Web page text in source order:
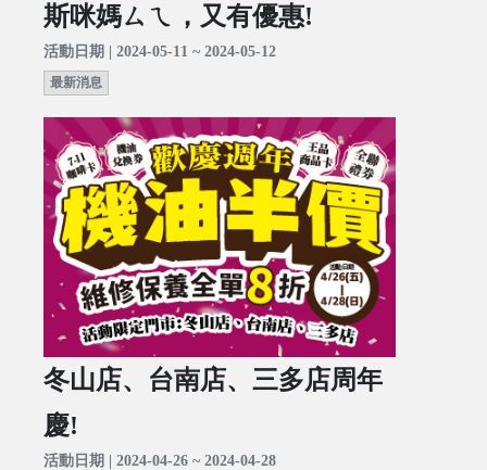
斯咪媽ㄙㄟ，又有優惠!
活動日期 | 2024-05-11 ~ 2024-05-12
最新消息
冬山店、台南店、三多店周年
慶!
活動日期 | 2024-04-26 ~ 2024-04-28